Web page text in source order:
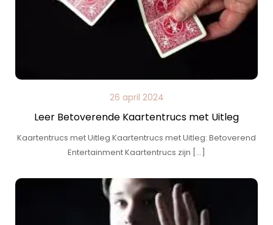
26 april 2024
Leer Betoverende Kaartentrucs met Uitleg
Kaartentrucs met Uitleg Kaartentrucs met Uitleg: Betoverend
Entertainment Kaartentrucs zijn […]